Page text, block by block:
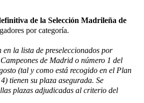
de la Selección Madrileña de
por categoría.
en la lista de preseleccionados por
de Madrid o número 1 del
(tal y como está recogido en el Plan
tienen su plaza asegurada. Se
plazas adjudicadas al criterio del